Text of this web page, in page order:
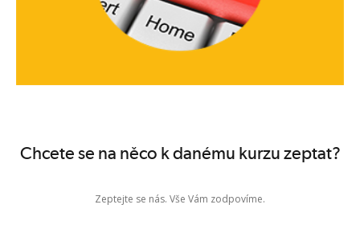
Chcete se na něco k danému kurzu zeptat?
Zeptejte se nás. Vše Vám zodpovíme.